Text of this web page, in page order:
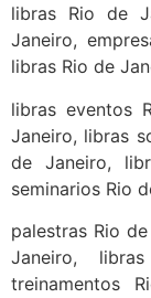
libras Rio de
Janeiro,
libras Rio de
libras eventos
Janeiro, libras
de Janeiro,
seminarios Rio
palestras Rio
Janeiro,
treinamentos